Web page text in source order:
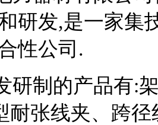
研发,是一家集
性公司.
研制的产品有:
耐张线夹、跨径